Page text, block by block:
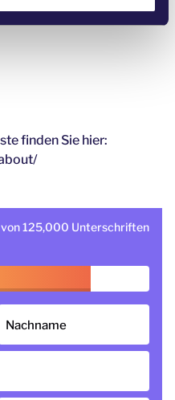
finden Sie hier:
von 125,000 Unterschriften
Nachname